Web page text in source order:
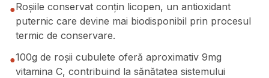
●Roșiile conservat conțin licopen, un antioxidant
puternic care devine mai biodisponibil prin procesul
termic de conservare.
●100g de roșii cubulete oferă aproximativ 9mg
vitamina C, contribuind la sănătatea sistemului